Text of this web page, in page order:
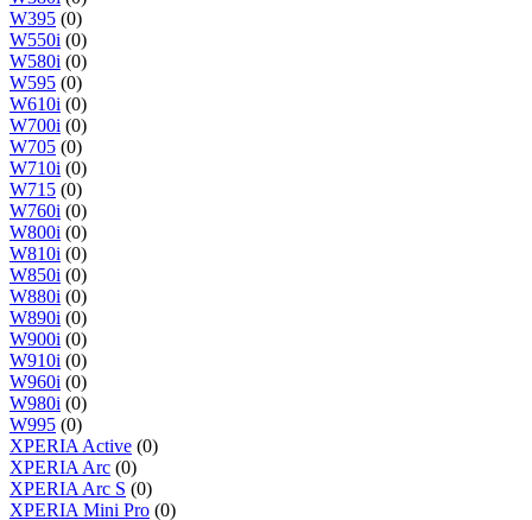
W395 (0)
W550i (0)
W580i (0)
W595 (0)
W610i (0)
W700i (0)
W705 (0)
W710i (0)
W715 (0)
W760i (0)
W800i (0)
W810i (0)
W850i (0)
W880i (0)
W890i (0)
W900i (0)
W910i (0)
W960i (0)
W980i (0)
W995 (0)
XPERIA Active (0)
XPERIA Arc (0)
XPERIA Arc S (0)
XPERIA Mini Pro (0)